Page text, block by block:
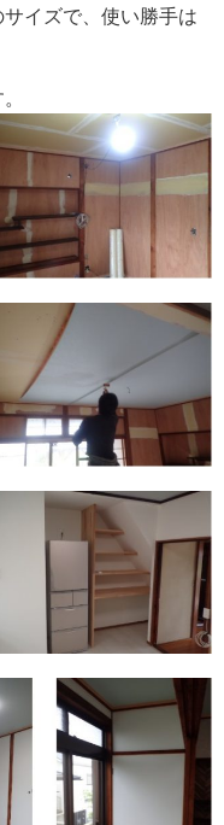
イズで、使い勝手は